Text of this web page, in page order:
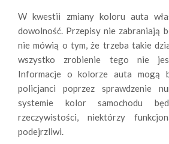
W kwestii zmiany koloru auta
dowolność. Przepisy nie zabraniają
nie mówią o tym, że trzeba takie
wszystko zrobienie tego nie
Informacje o kolorze auta mogą
policjanci poprzez sprawdzenie
systemie kolor samochodu
rzeczywistości, niektórzy
podejrzliwi.